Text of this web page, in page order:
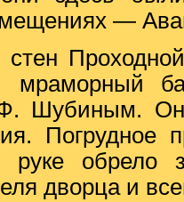
—
мраморный
Шубиным.
Погрудное
обрело
дворца и